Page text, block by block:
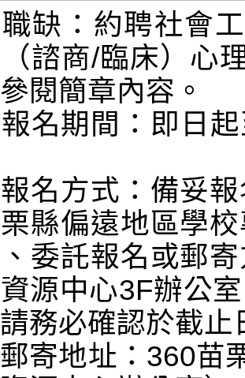
缺：約聘社會
諮商/臨床）心
閱簡章內容。
名期間：即日
名方式：備妥
縣偏遠地區學
委託報名或郵
源中心3F辦公
務必確認於截
寄地址：360苗